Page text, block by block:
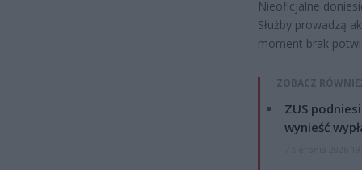
Nieoficjalne
Służby prowadzą
moment brak
ZOBACZ
ZUS
wynieść